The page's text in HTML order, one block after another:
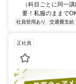
（科目ごとに同一
要！私服のままで
社員登用あり 交通費支給
正社員